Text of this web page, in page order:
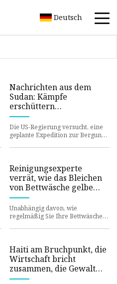
Deutsch
Nachrichten aus dem
Sudan: Kämpfe
erschüttern
Waffenstillstand
Die US-Regierung versucht, eine
geplante Expedition zur Bergung
Reinigungsexperte
verrät, wie das Bleichen
von Bettwäsche gelbe
Flecken tatsächlich
verschlimmern kann
Unabhängig davon, wie
regelmäßig Sie Ihre Bettwäsche
Haiti am Bruchpunkt, die
Wirtschaft bricht
zusammen, die Gewalt
nimmt zu